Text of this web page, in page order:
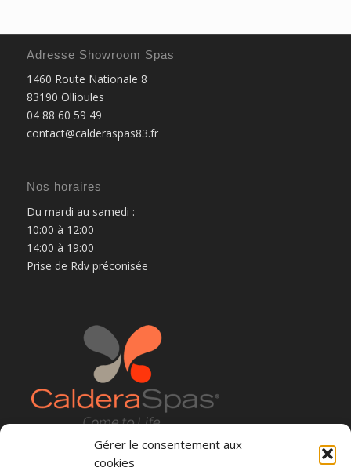
Gérer le consentement aux
cookies
Adresse Showroom Spas
1460 Route Nationale 8
83190 Ollioules
04 88 60 59 49
contact@calderaspas83.fr
Nos horaires
Du mardi au samedi :
10:00 à 12:00
14:00 à 19:00
Prise de Rdv préconisée